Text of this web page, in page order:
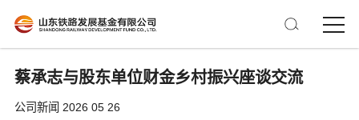
蔡承志与股东单位财金乡村振兴座谈交流
公司新闻 2026 05 26